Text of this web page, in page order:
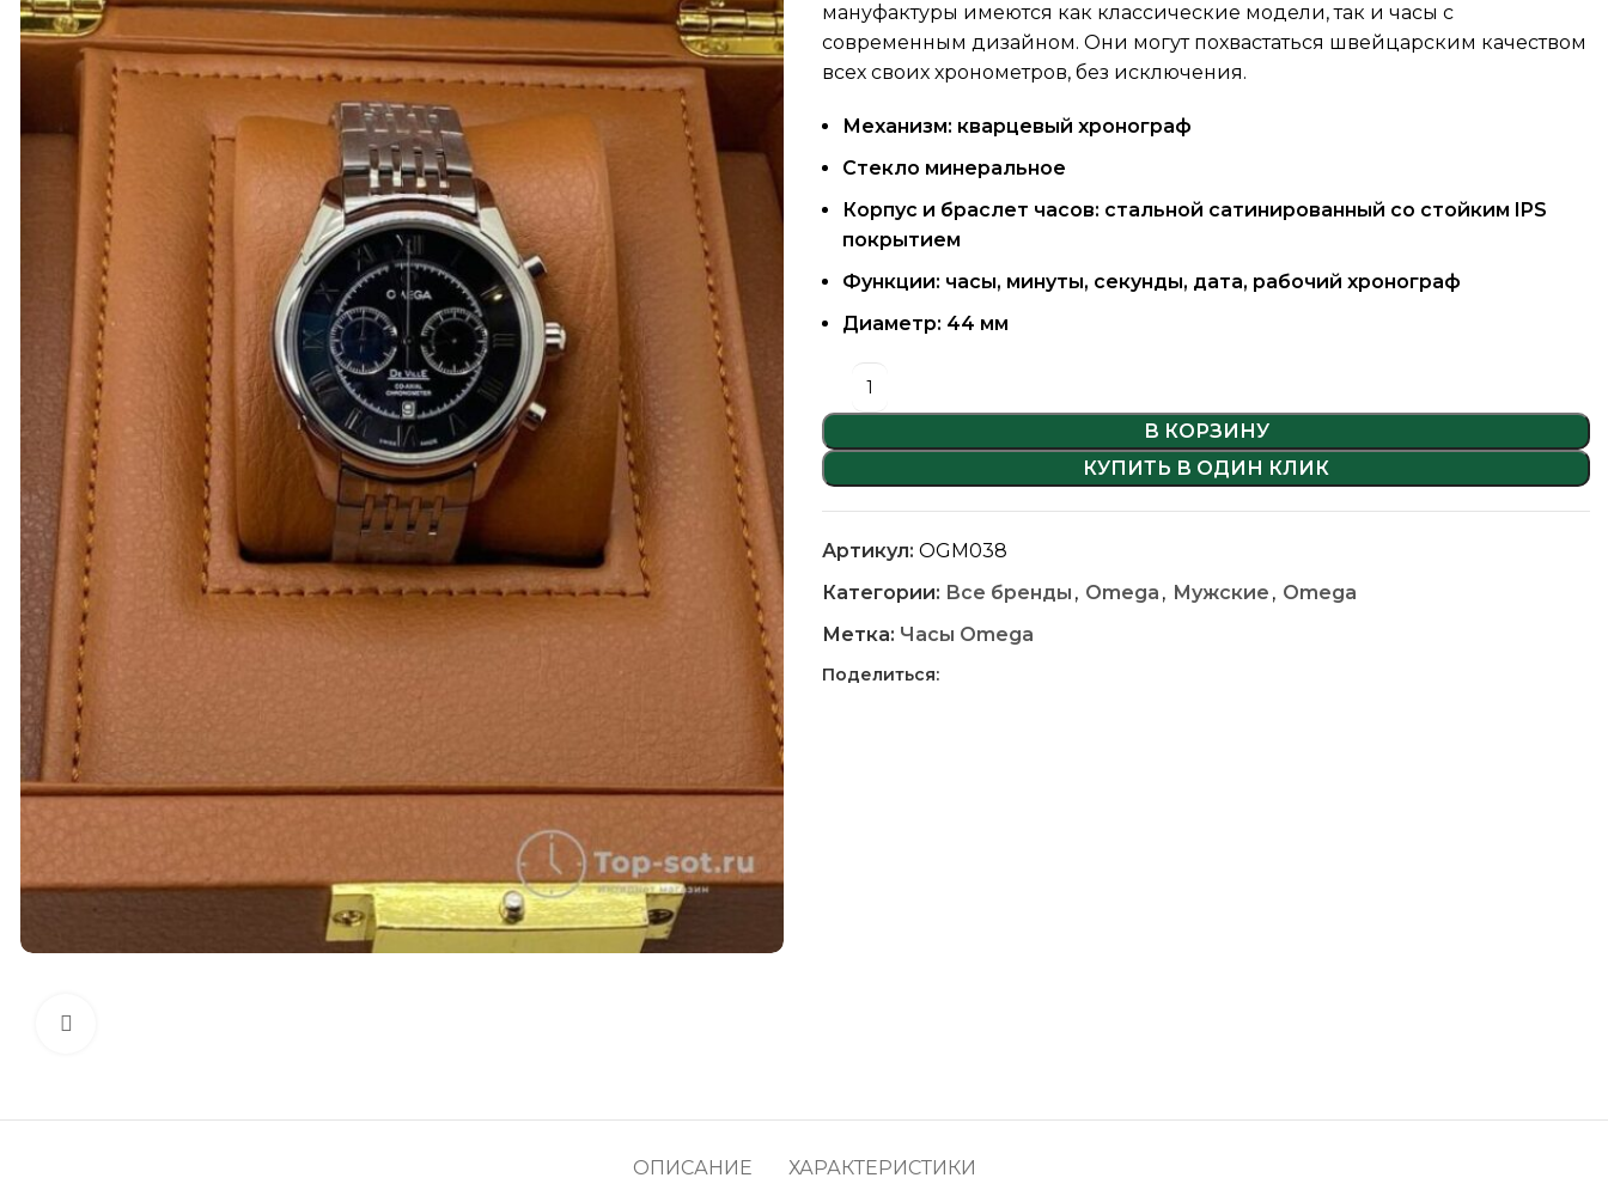
мануфактуры имеются как классические модели, так и часы с
современным дизайном. Они могут похвастаться швейцарским качеством
всех своих хронометров, без исключения.
Механизм: кварцевый хронограф
Стекло минеральное
Корпус и браслет часов: стальной сатинированный со стойким IPS
покрытием
Функции: часы, минуты, секунды, дата, рабочий хронограф
Диаметр: 44 мм
В КОРЗИНУ
КУПИТЬ В ОДИН КЛИК
Артикул: OGM038
Категории: Все бренды , Omega , Мужские , Omega
Метка: Часы Omega
Поделиться:
ОПИСАНИЕ ХАРАКТЕРИСТИКИ